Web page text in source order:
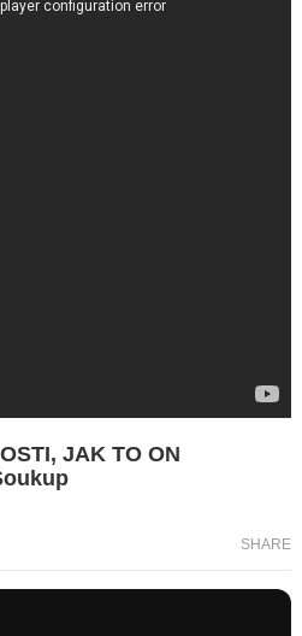
JAK TO ON
SHARE